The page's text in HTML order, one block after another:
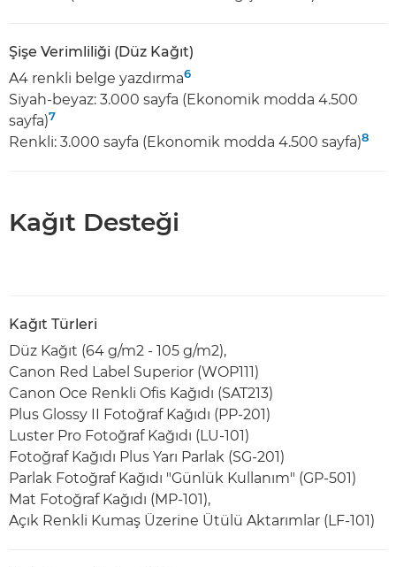
Şişe Verimliliği (Düz Kağıt)
A4 renkli belge yazdırma6
Siyah-beyaz: 3.000 sayfa (Ekonomik modda 4.500
sayfa)7
Renkli: 3.000 sayfa (Ekonomik modda 4.500 sayfa)8
Kağıt Desteği
Kağıt Türleri
Düz Kağıt (64 g/m2 - 105 g/m2),
Canon Red Label Superior (WOP111)
Canon Oce Renkli Ofis Kağıdı (SAT213)
Plus Glossy II Fotoğraf Kağıdı (PP-201)
Luster Pro Fotoğraf Kağıdı (LU-101)
Fotoğraf Kağıdı Plus Yarı Parlak (SG-201)
Parlak Fotoğraf Kağıdı "Günlük Kullanım" (GP-501)
Mat Fotoğraf Kağıdı (MP-101),
Açık Renkli Kumaş Üzerine Ütülü Aktarımlar (LF-101)